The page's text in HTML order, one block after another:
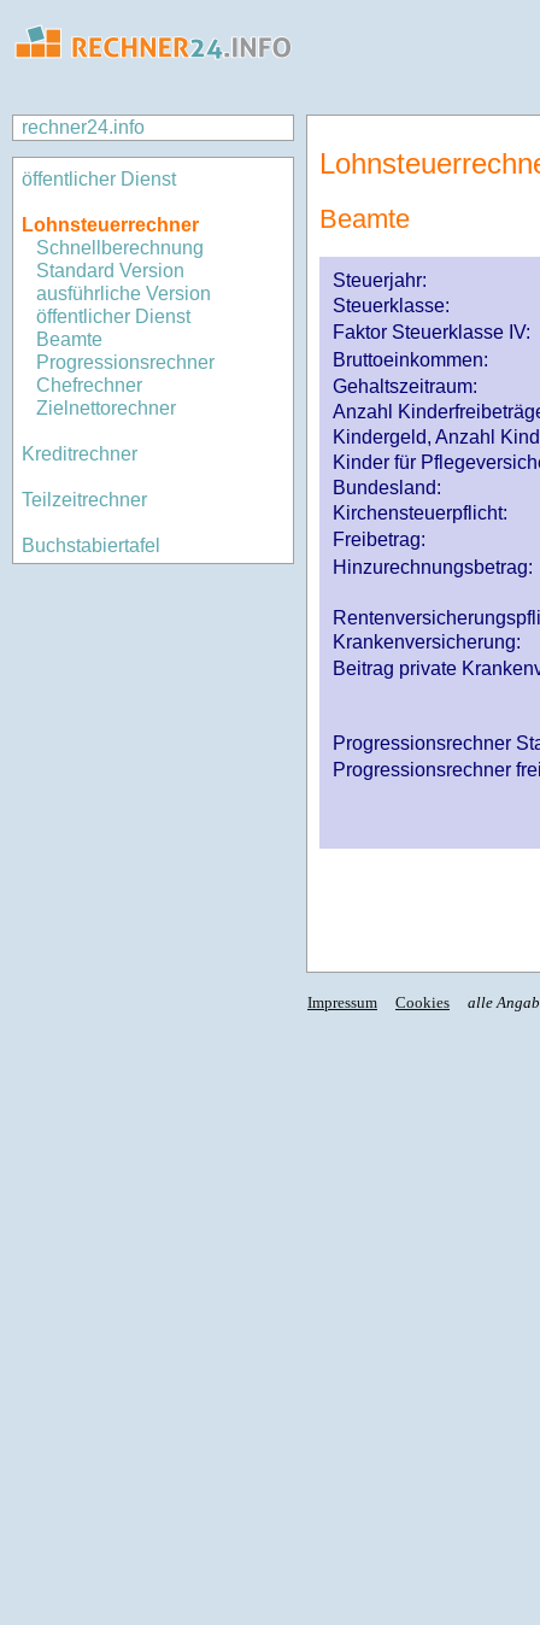
rechner24.info
öffentlicher Dienst
Lohnsteuerrechner
Schnellberechnung
Standard Version
ausführliche Version
öffentlicher Dienst
Beamte
Progressionsrechner
Chefrechner
Zielnettorechner
Kreditrechner
Teilzeitrechner
Buchstabiertafel
Beamte
Steuerjahr:
Steuerklasse:
Faktor Steuerklasse IV:
Bruttoeinkommen:
Gehaltszeitraum:
Anzahl
Kindergeld, Anzahl
Kinder für
Bundesland:
Kirchensteuerpflicht:
Freibetrag:
Hinzurechnungsbetrag:
Krankenversicherung:
Beitrag private
Progressionsrechner
Progressionsrechner
Impressum Cookies alle